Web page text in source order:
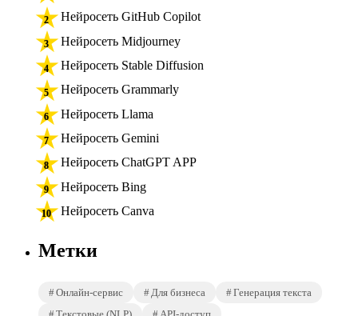
Нейросеть GitHub Copilot
Нейросеть Midjourney
Нейросеть Stable Diffusion
Нейросеть Grammarly
Нейросеть Llama
Нейросеть Gemini
Нейросеть ChatGPT APP
Нейросеть Bing
Нейросеть Canva
Метки
Онлайн-сервис Для бизнеса
Генерация текста